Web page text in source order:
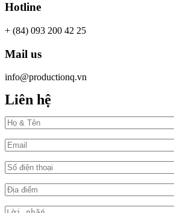
Hotline
+ (84) 093 200 42 25
Mail us
info@productionq.vn
Liên hệ